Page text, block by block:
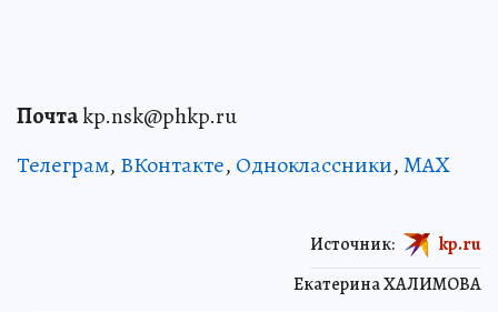
Почтаkp.nsk@phkp.ru
Телеграм, ВКонтакте, Одноклассники,MAX
Екатерина ХАЛИМОВА
Источник: kp.ru